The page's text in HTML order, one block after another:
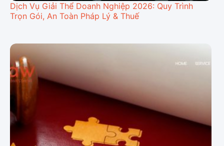
Dịch Vụ Giải Thể Doanh Nghiệp 2026: Quy Trình
Trọn Gói, An Toàn Pháp Lý & Thuế